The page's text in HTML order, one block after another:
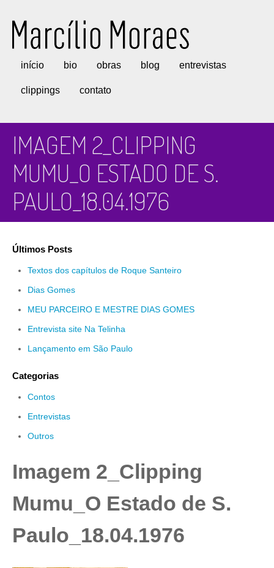
início bio obras blog entrevistas
clippings contato
IMAGEM 2_CLIPPING
MUMU_O ESTADO DE S.
PAULO_18.04.1976
Últimos Posts
Textos dos capítulos de Roque Santeiro
Dias Gomes
MEU PARCEIRO E MESTRE DIAS GOMES
Entrevista site Na Telinha
Lançamento em São Paulo
Categorias
Contos
Entrevistas
Outros
Imagem 2_Clipping
Mumu_O Estado de S.
Paulo_18.04.1976